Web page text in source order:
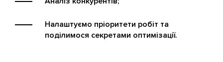
Налаштуємо пріоритети робіт та
поділимося секретами оптимізації.